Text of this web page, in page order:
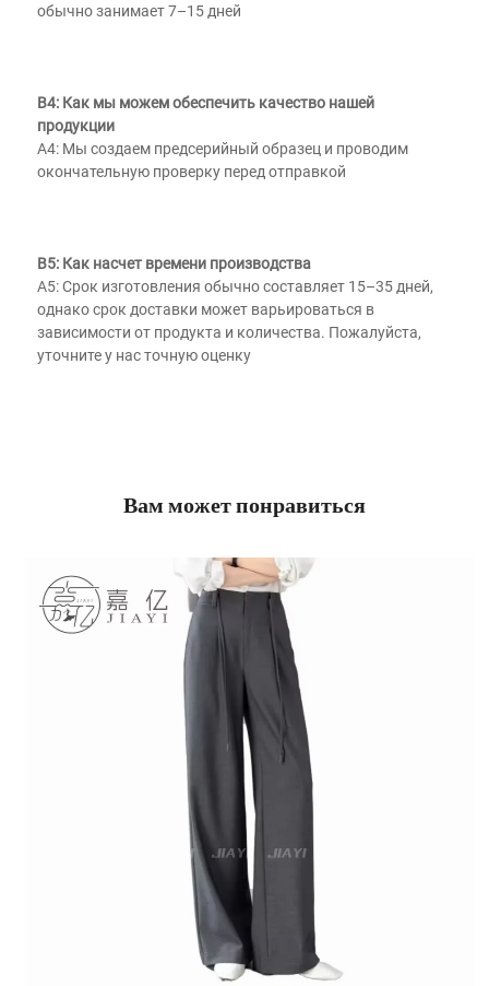
обычно занимает 7–15 дней
В4: Как мы можем обеспечить качество нашей
продукции
A4: Мы создаем предсерийный образец и проводим
окончательную проверку перед отправкой
В5: Как насчет времени производства
A5: Срок изготовления обычно составляет 15–35 дней,
однако срок доставки может варьироваться в
зависимости от продукта и количества. Пожалуйста,
уточните у нас точную оценку
Вам может понравиться